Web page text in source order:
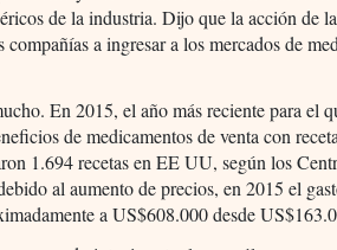
de la industria. Dijo que la acción de
a ingresar a los mercados de
En 2015, el año más reciente para el
de medicamentos de venta con
1.694 recetas en EE UU, según los
al aumento de precios, en 2015 el
a US$608.000 desde